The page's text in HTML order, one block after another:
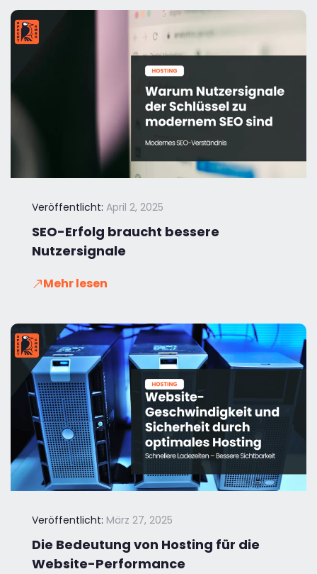
Veröffentlicht: April 2, 2025
SEO-Erfolg braucht bessere
Nutzersignale
Mehr lesen
Veröffentlicht: März 27, 2025
Die Bedeutung von Hosting für die
Website-Performance